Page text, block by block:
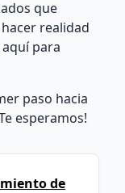
que
realidad
para
paso hacia
esperamos!
de